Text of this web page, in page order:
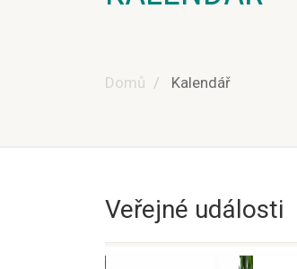
Domů Kalendář
Veřejné události